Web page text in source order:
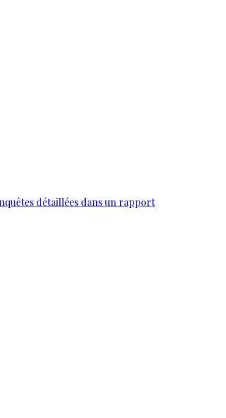
détaillées dans un rapport